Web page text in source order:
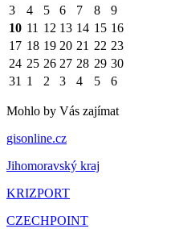
3
4 5 6 7 8
9
10 11 12 13 14 15 16
17 18 19 20 21 22 23
24 25 26 27 28 29 30
31 1 2 3 4 5 6
Mohlo by Vás zajímat
gisonline.cz
Jihomoravský kraj
KRIZPORT
CZECHPOINT